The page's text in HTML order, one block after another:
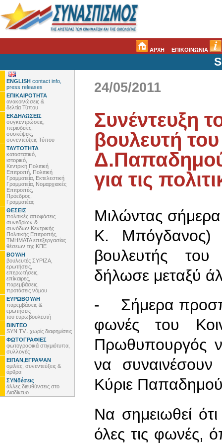
ΑΡΧΗ ΕΠΙΚΟΙΝΩΝΙΑ
ENGLISH contact info,
press releases
ΕΠΙΚΑΙΡΟΤΗΤΑ
ανακοινώσεις &
δελτία Τύπου
ΕΚΔΗΛΩΣΕΙΣ
συγκεντρώσεις,
περιοδείες,
συσκέψεις,
συνεντεύξεις Τύπου
ΤΑΥΤΟΤΗΤΑ
καταστατικό,
ιστορικό,
Κεντρική Πολιτική
Επιτροπή, Πολιτική
Γραμματεία, Εκτελεστική
Γραμματεία, Νομαρχιακές
Επιτροπές,
Πρόεδρος,
Γραμματέας
ΘΕΣΕΙΣ
πολιτικές αποφάσεις
συνεδρίων &
συνόδων Κεντρικής
Πολιτικής Επιτροπής,
ΤΜΗΜΑΤΑ επεξεργασίας
θέσεων της ΚΠΕ
ΒΟΥΛΗ
βουλευτές ΣΥΡΙΖΑ,
ερωτήσεις,
επερωτήσεις,
επίκαιρες,
παρεμβάσεις,
προτάσεις νόμου
ΕΥΡΩΒΟΥΛΗ
παρεμβάσεις &
ερωτήσεις
του ευρωβουλευτή
ΒΙΝΤΕΟ
SYN TV.. χωρίς διαφημίσεις
ΦΩΤΟΓΡΑΦΙΕΣ
φωτογραφικά στιγμιότυπα,
συλλογές
ΕΙΠΑΝ,ΕΓΡΑΨΑΝ
ομιλίες, συνεντεύξεις &
άρθρα
ΣΥΝδέσεις
άλλες διευθύνσεις στο
Διαδίκτυο
24/05/2011
Συνέντευξη
βουλευτή
για τις
Μιλώντας
Κ. Μπόγδανος)
βουλευτής
δήλωσε μεταξύ
- Σήμερα
φωνές του
Πρωθυπουργός
να συναινέσουν
Κύριε
Να σημειωθεί
όλες τις φωνές,